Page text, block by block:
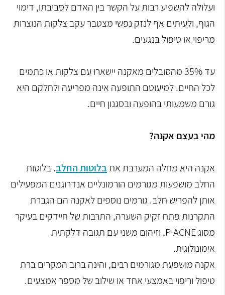
ועלולה להשפיע רבות על הקשר בין האדם לסביבתו, דימוי
הגוף, ולעיתים אף לנזק נפשי מצטבר עקב צלקות הנוצרות
מריפוי או טיפול בנגעים.
עד 35% מהסובלים מאקנה יישארו עם צלקות או כתמים
לכל החיים. למיעוטם התופעה אינה מפריעה ולחלקם היא
גורם משמעותי בהופעה ובסגנון חיים.
מהי בעצם אקנה?
אקנה היא מחלה המערבת אתבלוטות החלב. בלוטות
החלב מושפעות מגורמים הורמונליים אנדרוגנים המפעילים
אותן להפריש חלב. גורמים נוספים לאקנה הם הגברת
התקרנות פתח זקיק השערה, התרבות של חיידקים בעיקר
מסוג P-ACNE, וזיהום משני עם תגובה דלקתית
אימונולוגית.
אקנה מושפעת מגורמים רבים, והינה ברוב המקרים ברת
טיפול וריפוי באמצעי אחד או שילוב של מספר אמצעים.